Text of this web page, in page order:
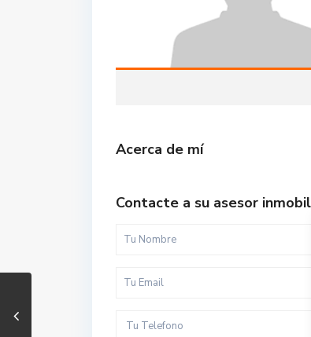
Acerca de mí
Contacte a su asesor